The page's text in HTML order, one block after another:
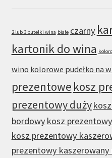
2 lub 3 butelki wina białe czarny
kartonik do wina
wino kolorowe pudełko na
prezentowe kosz
prezentowy duży
bordowykosz
kosz prezentowy
prezentowy